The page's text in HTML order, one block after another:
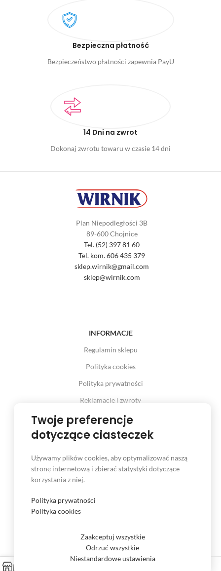
Bezpieczna płatność
Bezpieczeństwo płatności zapewnia PayU
14 Dni na zwrot
Dokonaj zwrotu towaru w czasie 14 dni
Plan Niepodległości 3B
89-600 Chojnice
Tel. (52) 397 81 60
Tel. kom. 606 435 379
sklep.wirnik@gmail.com
sklep@wirnik.com
INFORMACJE
Regulamin sklepu
Polityka cookies
Polityka prywatności
Reklamacje i zwroty
Prawo odstąpienia od umowy
INFORMACJE
Czas i koszt dostawy
Formy płatności
Twoje preferencje
dotyczące ciasteczek
Używamy plików cookies, aby optymalizować naszą
stronę internetową i zbierać statystyki dotyczące
korzystania z niej.
Polityka prywatności
Polityka cookies
Zaakceptuj wszystkie
Odrzuć wszystkie
Niestandardowe ustawienia